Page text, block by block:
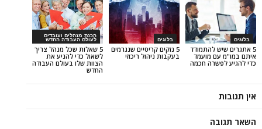
הכנת מנהלים ועובדים
לעולם העבודה החדש
5 שאלות שכל מנהל צריך
לשאול כדי להניע את
הצוות שלו בעולם העבודה
בלוגים
5 נזקים קריטיים שנגרמים
בעקבות ניהול ריכוזי
מועמד
חכמה